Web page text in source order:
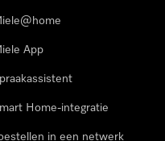
App
Home-integratie
in een netwerk